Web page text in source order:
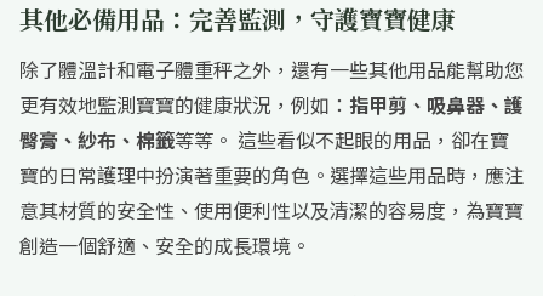
其他必備用品：完善監測，守護寶寶健康
除了體溫計和電子體重秤之外，還有一些其他用品能幫助您
更有效地監測寶寶的健康狀況，例如： 指甲剪、吸鼻器、護
臀膏、紗布、棉籤等等。 這些看似不起眼的用品，卻在寶
寶的日常護理中扮演著重要的角色。選擇這些用品時，應注
意其材質的安全性、使用便利性以及清潔的容易度，為寶寶
創造一個舒適、安全的成長環境。